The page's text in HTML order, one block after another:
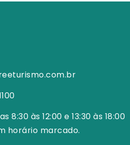
8:30 às 12:00 e 13:30 às 18:00
horário marcado.